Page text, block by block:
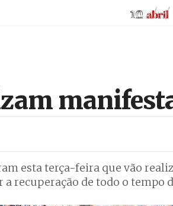
esta terça-feira que vão
a recuperação de todo o tempo